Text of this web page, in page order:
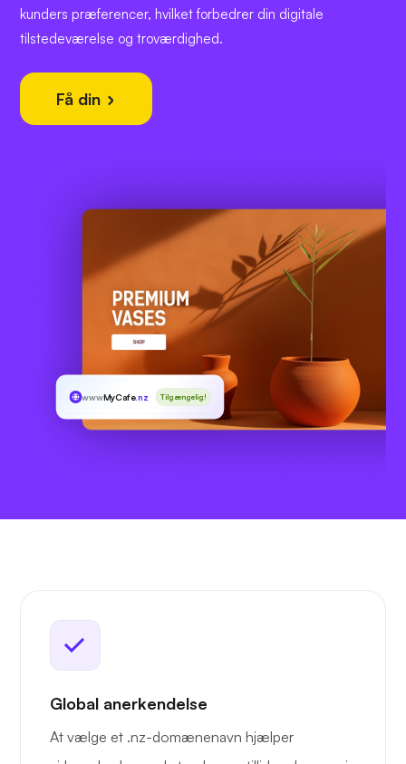
kunders præferencer, hvilket forbedrer din digitale
tilstedeværelse og troværdighed.
Få din
wwwMyCafe.nz Tilgængelig!
Global anerkendelse
At vælge et .nz-domænenavn hjælper